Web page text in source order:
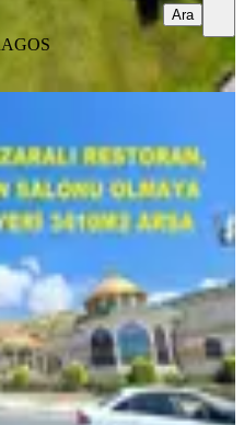
Ara
Dev Arsa 3410m2
Mahallesi
·12.06.2026